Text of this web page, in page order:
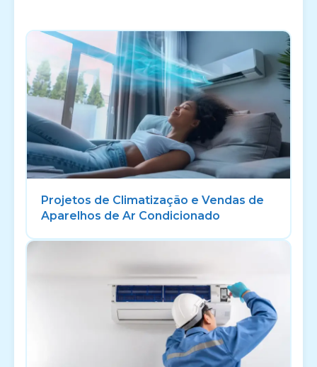
Projetos de Climatização e Vendas de
Aparelhos de Ar Condicionado